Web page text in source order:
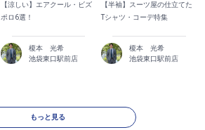
【涼しい】エアクール・ビズ
ポロ6選！
榎本 光希
池袋東口駅前店
【半袖】スーツ屋の仕立てた
Tシャツ・コーデ特集
榎本 光希
池袋東口駅前店
もっと見る